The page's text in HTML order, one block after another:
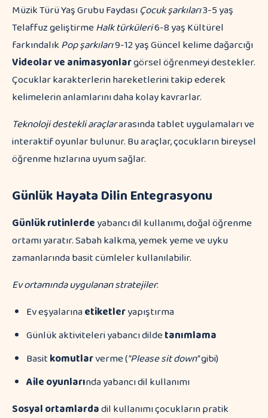
Müzik Türü Yaş Grubu FaydasıÇocuk şarkıları3-5 yaş
Telaffuz geliştirmeHalk türküleri6-8 yaş Kültürel
farkındalıkPop şarkıları9-12 yaş Güncel kelime dağarcığı
Videolar ve animasyonlargörsel öğrenmeyi destekler.
Çocuklar karakterlerin hareketlerini takip ederek
kelimelerin anlamlarını daha kolay kavrarlar.
Teknoloji destekli araçlararasında tablet uygulamaları ve
interaktif oyunlar bulunur. Bu araçlar, çocukların bireysel
öğrenme hızlarına uyum sağlar.
Günlük Hayata Dilin Entegrasyonu
Günlük rutinlerdeyabancı dil kullanımı, doğal öğrenme
ortamı yaratır. Sabah kalkma, yemek yeme ve uyku
zamanlarında basit cümleler kullanılabilir.
Ev ortamında uygulanan stratejiler:
Ev eşyalarınaetiketleryapıştırma
Günlük aktiviteleri yabancı dildetanımlama
Basitkomutlarverme ("Please sit down"gibi)
Aile oyunlarında yabancı dil kullanımı
Sosyal ortamlardadil kullanımı çocukların pratik